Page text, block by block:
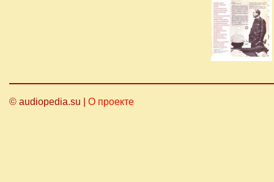
© audiopedia.su | О проекте